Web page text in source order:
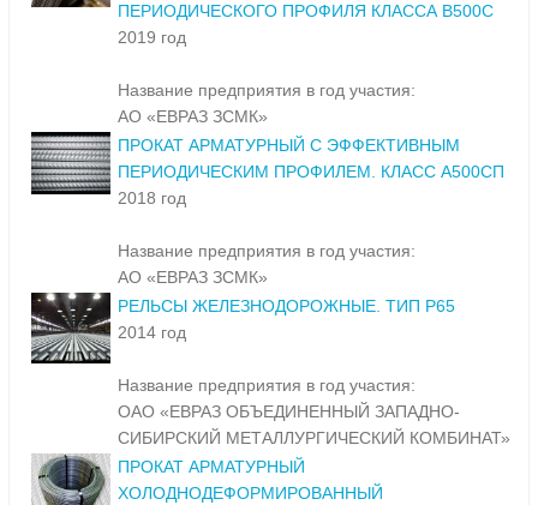
ПЕРИОДИЧЕСКОГО ПРОФИЛЯ КЛАССА В500С
2019 год
Название предприятия в год участия:
АО «ЕВРАЗ ЗСМК»
ПРОКАТ АРМАТУРНЫЙ С ЭФФЕКТИВНЫМ
ПЕРИОДИЧЕСКИМ ПРОФИЛЕМ. КЛАСС А500СП
2018 год
Название предприятия в год участия:
АО «ЕВРАЗ ЗСМК»
РЕЛЬСЫ ЖЕЛЕЗНОДОРОЖНЫЕ. ТИП Р65
2014 год
Название предприятия в год участия:
ОАО «ЕВРАЗ ОБЪЕДИНЕННЫЙ ЗАПАДНО-
СИБИРСКИЙ МЕТАЛЛУРГИЧЕСКИЙ КОМБИНАТ»
ПРОКАТ АРМАТУРНЫЙ
ХОЛОДНОДЕФОРМИРОВАННЫЙ